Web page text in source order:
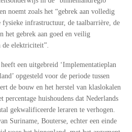
noemt zoals het “gebrek aan volledig
fysieke infrastructuur, de taalbarrière, de
het gebrek aan goed en veilig
elektriciteit”.
een uitgebreid ‘Implementatieplan
opgesteld voor de periode tussen
de bouw en het herstel van klaslokalen
percentage huishoudens dat Nederlands
gekwalificeerde leraren te verhogen.
Suriname, Bouterse, echter een einde